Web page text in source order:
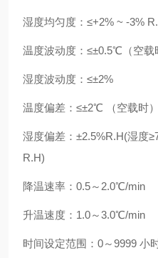
湿度均匀度：≤+2% ~ -3%
温度波动度：≤±0.5℃（空载
湿度波动度：≤±2%
温度偏差：≤±2℃ （空载时）
湿度偏差：±2.5%R.H(湿度
R.H)
降温速率：0.5～2.0℃/min
升温速度：1.0～3.0℃/min
时间设定范围：0～9999 小